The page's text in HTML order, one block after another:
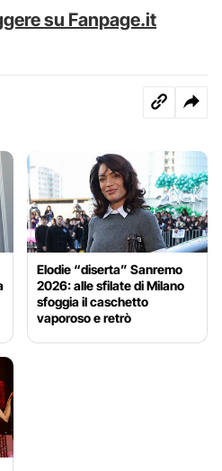
su Fanpage.it
Elodie “diserta” Sanremo
2026: alle sfilate di Milano
sfoggia il caschetto
vaporoso e retrò